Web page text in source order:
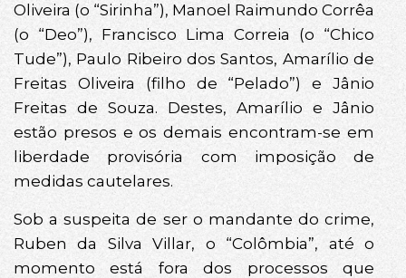
Oliveira (o “Sirinha”), Manoel Raimundo Corrêa
(o “Deo”), Francisco Lima Correia (o “Chico
Tude”), Paulo Ribeiro dos Santos, Amarílio de
Freitas Oliveira (filho de “Pelado”) e Jânio
Freitas de Souza. Destes, Amarílio e Jânio
estão presos e os demais encontram-se em
liberdade provisória com imposição de
medidas cautelares.
Sob a suspeita de ser o mandante do crime,
Ruben da Silva Villar, o “Colômbia”, até o
momento está fora dos processos que